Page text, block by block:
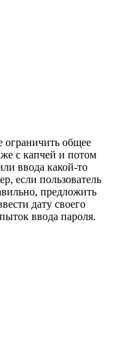
общее
с капчей и потом
ввода какой-то
если пользователь
предложить
дату своего
ввода пароля.